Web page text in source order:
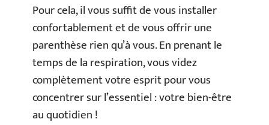
Pour cela, il vous suffit de vous installer
confortablement et de vous offrir une
parenthèse rien qu’à vous. En prenant le
temps de la respiration, vous videz
complètement votre esprit pour vous
concentrer sur l’essentiel : votre bien-être
au quotidien !